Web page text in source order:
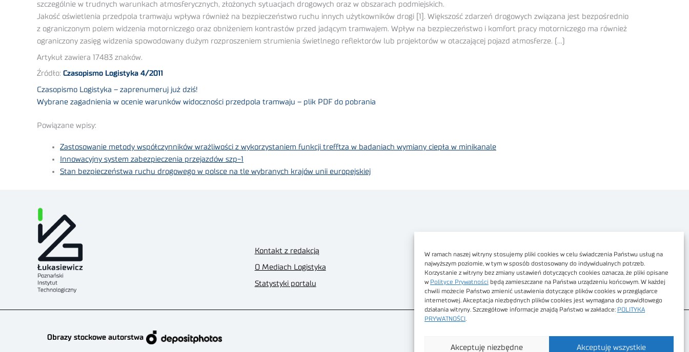
W ramach naszej witryny stosujemy pliki cookies w celu świadczenia Państwu usług na
najwyższym poziomie, w tym w sposób dostosowany do indywidualnych potrzeb.
Korzystanie z witryny bez zmiany ustawień dotyczących cookies oznacza, że pliki opisane
w Polityce Prywatności będą zamieszczane na Państwa urządzeniu końcowym. W każdej
chwili możecie Państwo zmienić ustawienia dotyczące plików cookies w przeglądarce
internetowej. Akceptacja niezbędnych plików cookies jest wymagana do prawidłowego
działania witryny. Szczegółowe informacje znajdą Państwo w zakładce: POLITYKA
PRYWATNOŚCI
Akceptuję wszystkie
Akceptuję niezbędne
szczególnie w trudnych warunkach atmosferycznych, złożonych sytuacjach drogowych oraz w obszarach podmiejskich.
Jakość oświetlenia przedpola tramwaju wpływa również na bezpieczeństwo ruchu innych użytkowników drogi [1]. Większość zdarzeń drogowych związana jest bezpośrednio
z ograniczonym polem widzenia motorniczego oraz obniżeniem kontrastów przed jadącym tramwajem. Wpływ na bezpieczeństwo i komfort pracy motorniczego ma również
ograniczony zasięg widzenia spowodowany dużym rozproszeniem strumienia świetlnego reflektorów lub projektorów w otaczającej pojazd atmosferze. (…)
Artykuł zawiera 17483 znaków.
Źródło: Czasopismo Logistyka 4/2011
Czasopismo Logistyka – zaprenumeruj już dziś!
Wybrane zagadnienia w ocenie warunków widoczności przedpola tramwaju – plik PDF do pobrania
Powiązane wpisy:
Zastosowanie metody współczynników wrażliwości z wykorzystaniem funkcji trefftza w badaniach wymiany ciepła w minikanale
Innowacyjny system zabezpieczenia przejazdów szp-1
Stan bezpieczeństwa ruchu drogowego w polsce na tle wybranych krajów unii europejskiej
Kontakt z redakcją
O Mediach Logistyka
Statystyki portalu
Dostępność cyfrowa
Regulamin Portalu
Regulamin sklepu
Obrazy stockowe autorstwa